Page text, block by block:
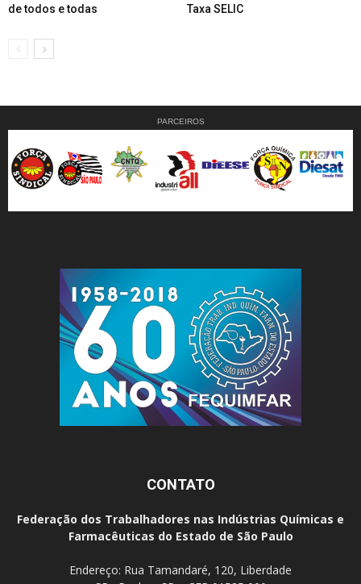
de todos e todas
Taxa SELIC
PARCEIROS
CONTATO
Federação dos Trabalhadores nas Indústrias Químicas e
Farmacêuticas do Estado de São Paulo
Endereço: Rua Tamandaré, 120, Liberdade